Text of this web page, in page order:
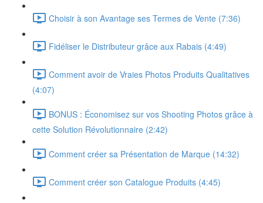
Choisir à son Avantage ses Termes de Vente (7:36)
Fidéliser le Distributeur grâce aux Rabais (4:49)
Comment avoir de Vraies Photos Produits Qualitatives
(4:07)
BONUS : Économisez sur vos Shooting Photos grâce à
cette Solution Révolutionnaire (2:42)
Comment créer sa Présentation de Marque (14:32)
Comment créer son Catalogue Produits (4:45)